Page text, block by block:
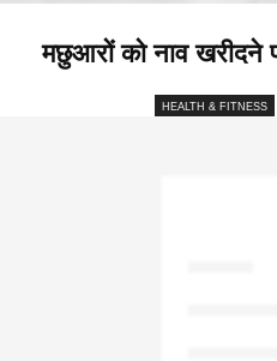
मछुआरों को नाव खरीदने
HEALTH & FITNESS